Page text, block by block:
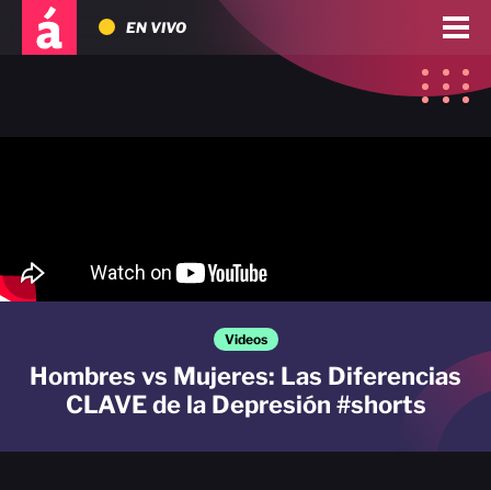
EN VIVO
Videos
Hombres vs Mujeres: Las Diferencias
CLAVE de la Depresión #shorts